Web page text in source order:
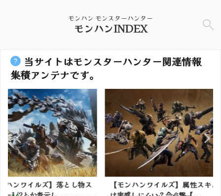
モンハン モンスターハンター
モンハンINDEX
当サイトはモンスターハンター関連情報
集積アンテナです。
とし物ス
【モンハンワイルズ】属性スキル
【モンハ